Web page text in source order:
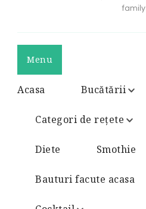
family
Menu
Acasa Bucătării
Categori de rețete
Diete Smothie
Bauturi facute acasa